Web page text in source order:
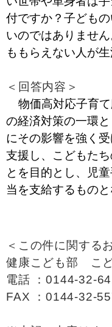
付ですか？子ども
いのではありませ
ももらえない人が
＜回答内容＞
物価高対応子育
の経済対策の一環
にその影響を強く
支援し、こどもた
とを目的とし、児
当を支給するものと
＜この件に関する
健康こども部 こ
電話 ：0144-32-
FAX ：0144-32-